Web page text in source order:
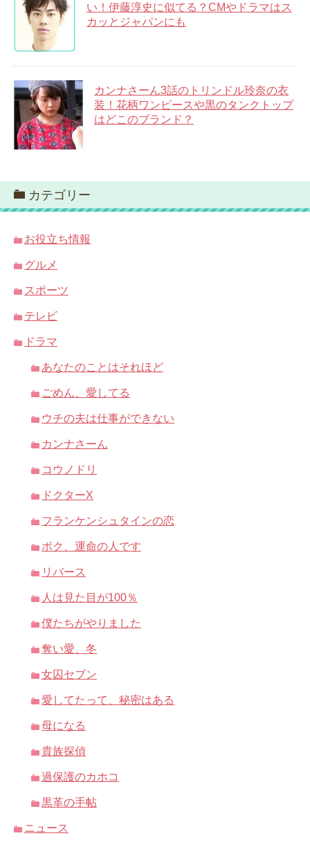
い！伊藤淳史に似てる？CMやドラマはス
カッとジャパンにも
カンナさーん3話のトリンドル玲奈の衣
装！花柄ワンピースや黒のタンクトップ
はどこのブランド？
カテゴリー
お役立ち情報
グルメ
スポーツ
テレビ
ドラマ
あなたのことはそれほど
ごめん、愛してる
ウチの夫は仕事ができない
カンナさーん
コウノドリ
ドクターX
フランケンシュタインの恋
ボク、運命の人です
リバース
人は見た目が100％
僕たちがやりました
奪い愛、冬
女囚セブン
愛してたって、秘密はある
母になる
貴族探偵
過保護のカホコ
黒革の手帖
ニュース